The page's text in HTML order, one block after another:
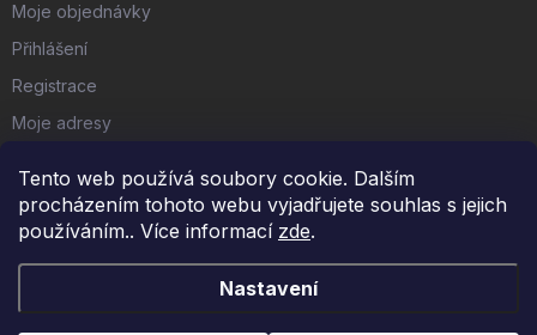
Tento web používá soubory cookie. Dalším
procházením tohoto webu vyjadřujete souhlas s jejich
používáním.. Více informací zde.
Nastavení
Moje objednávky
Přihlášení
Registrace
Moje adresy
FACEBOOK
iKulečník.cz